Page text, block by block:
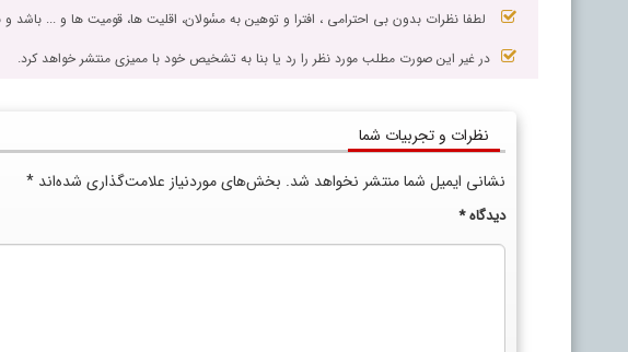
لطفا نظرات بدون بی احترامی ، افترا و توهین به مسٔولان، اقلیت ها، قومیت ها و ... باشد
در غیر این صورت مطلب مورد نظر را رد یا بنا به تشخیص خود با ممیزی منتشر خواهد کرد.
نظرات و تجربیات شما
نشانی ایمیل شما منتشر نخواهد شد. بخش‌های موردنیاز علامت‌گذاری شده‌اند *
دیدگاه*